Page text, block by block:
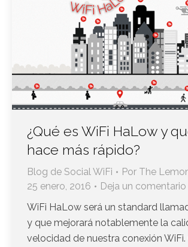
¿Qué es WiFi HaLow y
hace más rápido?
Blog de Social WiFi Por The
25 enero, 2016
Deja un comentario
WiFi HaLow será un standard
y que mejorará notablemente la
velocidad de nuestra conexión WiFi.